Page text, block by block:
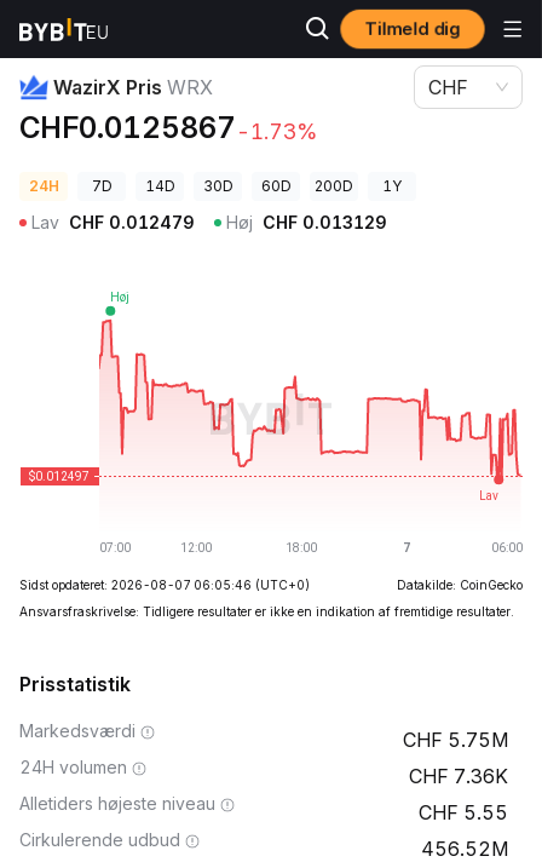
Tilmeld dig
Kryptopriser
WazirX Pris WRX
CHF0.0125867 -1.73%
CHF
24H 7D 14D 30D 60D 200D 1Y
Lav CHF 0.012479 Høj CHF 0.013129
Sidst opdateret: 2026-08-07 06:05:46 (UTC+0)
Datakilde: CoinGecko
Ansvarsfraskrivelse: Tidligere resultater er ikke en indikation af fremtidige resultater.
Prisstatistik
Markedsværdi 5.75M
24H volumen 7.36K
Alletiders højeste niveau 5.55
Cirkulerende udbud 456.52M